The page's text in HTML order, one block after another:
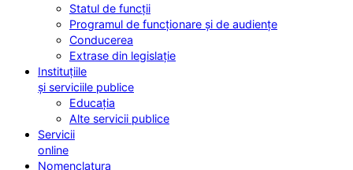
Statul de funcții
Programul de funcționare și de audiențe
Conducerea
Extrase din legislație
Instituțiile
și serviciile publice
Educația
Alte servicii publice
Servicii
online
Nomenclatura